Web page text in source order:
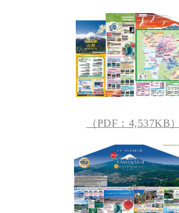
（PDF：4,537KB）